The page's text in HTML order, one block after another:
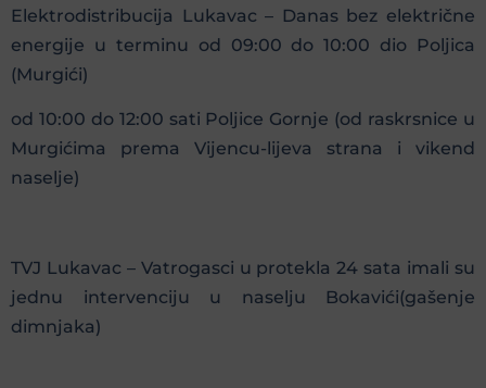
Elektrodistribucija Lukavac – Danas bez električne
energije u terminu od 09:00 do 10:00 dio Poljica
(Murgići)
od 10:00 do 12:00 sati Poljice Gornje (od raskrsnice u
Murgićima prema Vijencu-lijeva strana i vikend
naselje)
TVJ Lukavac – Vatrogasci u protekla 24 sata imali su
jednu intervenciju u naselju Bokavići(gašenje
dimnjaka)